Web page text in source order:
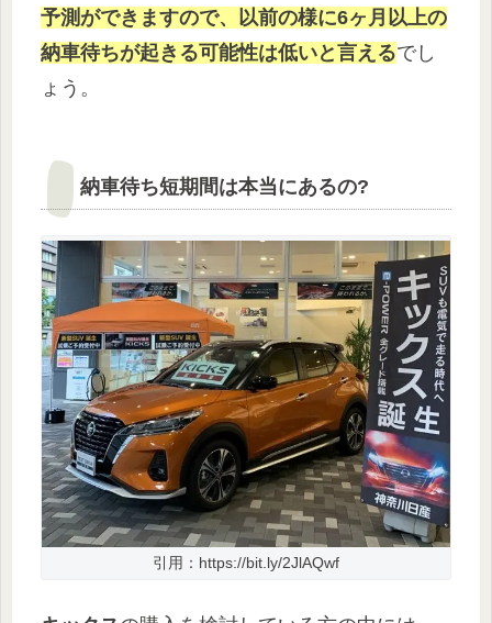
予測ができますので、以前の様に6ヶ月以上の
納車待ちが起きる可能性は低いと言えるでし
ょう。
納車待ち短期間は本当にあるの?
引用：https://bit.ly/2JlAQwf